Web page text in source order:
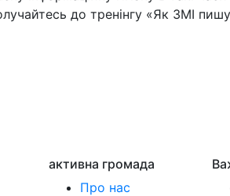
до тренінгу «Як ЗМІ
активна громада
Про нас